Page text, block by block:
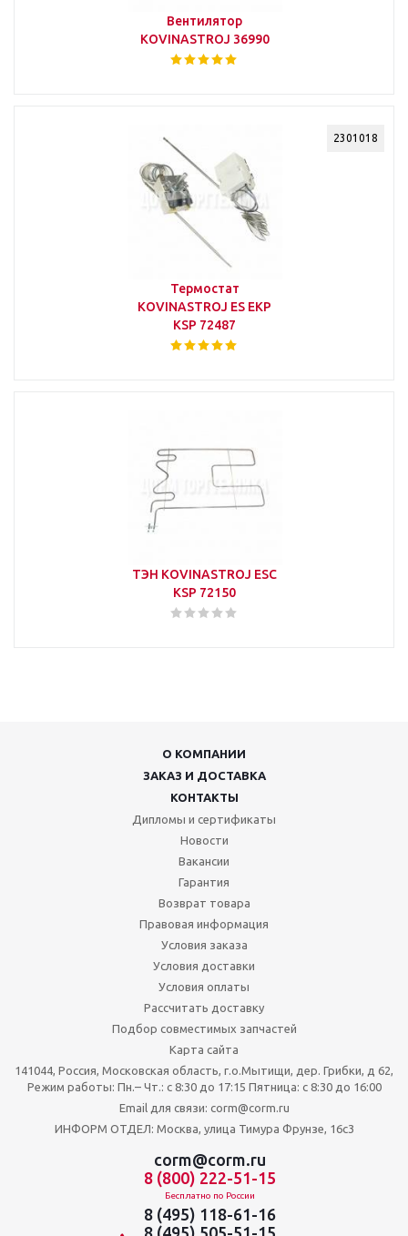
Вентилятор
KOVINASTROJ 36990
2301018
Термостат
KOVINASTROJ ES EKP
KSP 72487
ТЭН KOVINASTROJ ESC
KSP 72150
О КОМПАНИИ
ЗАКАЗ И ДОСТАВКА
КОНТАКТЫ
Дипломы и сертификаты
Новости
Вакансии
Гарантия
Возврат товара
Правовая информация
Условия заказа
Условия доставки
Условия оплаты
Рассчитать доставку
Подбор совместимых запчастей
Карта сайта
141044, Россия, Московская область, г.о.Мытищи, дер. Грибки, д 62,
Режим работы: Пн.– Чт.: с 8:30 до 17:15 Пятница: c 8:30 до 16:00
Email для связи: corm@corm.ru
ИНФОРМ ОТДЕЛ: Москва, улица Тимура Фрунзе, 16с3
corm@corm.ru
8 (800) 222-51-15
Бесплатно по России
8 (495) 118-61-16
8 (495) 505-51-15